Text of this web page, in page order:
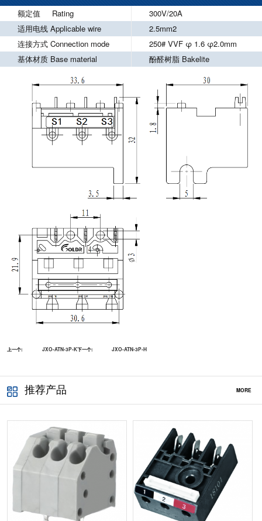
额定值 Rating
300V/20A
适用电线 Applicable wire
2.5mm2
连接方式 Connection mode
250# VVF φ 1.6 φ2.0mm
基体材质 Base material
酚醛树脂 Bakelite
上一个: JXO-ATN-3P-K下一个: JXO-ATN-3P-H
推荐产品 MORE